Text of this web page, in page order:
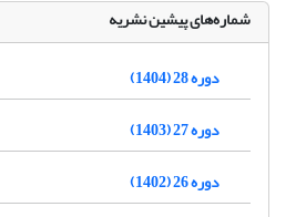
شماره‌های پیشین نشریه
دوره 28 (1404)
دوره 27 (1403)
دوره 26 (1402)